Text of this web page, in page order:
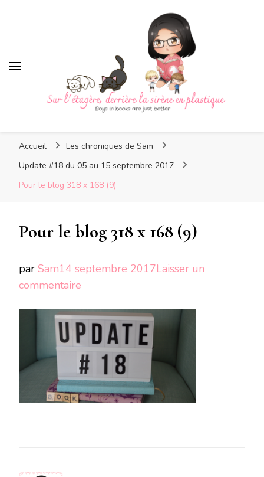
Sur l'étagère, derrière la
sirène en plastique
sirène en plastique
Accueil
Les chroniques de Sam
Update #18 du 05 au 15 septembre 2017
Pour le blog 318 x 168 (9)
Pour le blog 318 x 168 (9)
par Sam14 septembre 2017Laisser un
commentaire
le
blog
x
168
(9)